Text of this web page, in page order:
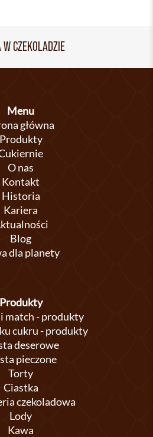
W CZEKOLADZIE
Menu
główna
Produkty
O nas
Kontakt
Historia
Kariera
Blog
dla planety
Produkty
match - produkty
cukru - produkty
deserowe
pieczone
Torty
Ciastka
czekoladowa
Lody
Kawa